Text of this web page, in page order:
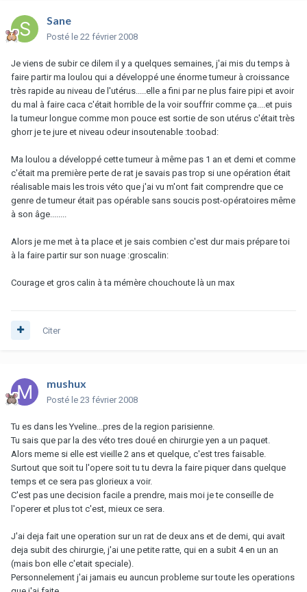
Sane
Posté le 22 février 2008
Je viens de subir ce dilem il y a quelques semaines, j'ai mis du temps à
faire partir ma loulou qui a développé une énorme tumeur à croissance
très rapide au niveau de l'utérus.....elle a fini par ne plus faire pipi et avoir
du mal à faire caca c'était horrible de la voir souffrir comme ça....et puis
la tumeur longue comme mon pouce est sortie de son utérus c'était très
ghorr je te jure et niveau odeur insoutenable :toobad:
Ma loulou a développé cette tumeur à même pas 1 an et demi et comme
c'était ma première perte de rat je savais pas trop si une opération était
réalisable mais les trois véto que j'ai vu m'ont fait comprendre que ce
genre de tumeur était pas opérable sans soucis post-opératoires même
à son âge........
Alors je me met à ta place et je sais combien c'est dur mais prépare toi
à la faire partir sur son nuage :groscalin:
Courage et gros calin à ta mémère chouchoute là un max
Citer
mushux
Posté le 23 février 2008
Tu es dans les Yveline...pres de la region parisienne.
Tu sais que par la des véto tres doué en chirurgie yen a un paquet.
Alors meme si elle est vieille 2 ans et quelque, c'est tres faisable.
Surtout que soit tu l'opere soit tu tu devra la faire piquer dans quelque
temps et ce sera pas glorieux a voir.
C'est pas une decision facile a prendre, mais moi je te conseille de
l'operer et plus tot c'est, mieux ce sera.
J'ai deja fait une operation sur un rat de deux ans et de demi, qui avait
deja subit des chirurgie, j'ai une petite ratte, qui en a subit 4 en un an
(mais bon elle c'etait speciale).
Personnelement j'ai jamais eu auncun probleme sur toute les operations